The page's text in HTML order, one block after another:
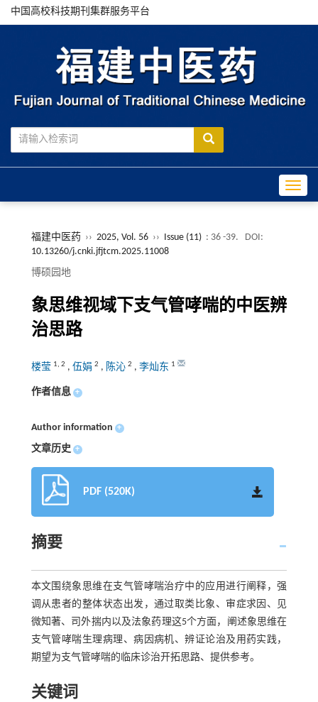
中国高校科技期刊集群服务平台
福建中医药 ›› 2025, Vol. 56 ›› Issue (11) : 36 -39.
DOI:
10.13260/j.cnki.jfjtcm.2025.11008
博硕园地
象思维视域下支气管哮喘的中医辨
治思路
楼莹 1, 2 , 伍娟 2 , 陈沁 2 , 李灿东 1
作者信息 +
Author information +
文章历史 +
PDF (520K)
摘要
本文围绕象思维在支气管哮喘治疗中的应用进行阐释，强
调从患者的整体状态出发，通过取类比象、审症求因、见
微知著、司外揣内以及法象药理这5个方面，阐述象思维在
支气管哮喘生理病理、病因病机、辨证论治及用药实践，
期望为支气管哮喘的临床诊治开拓思路、提供参考。
关键词